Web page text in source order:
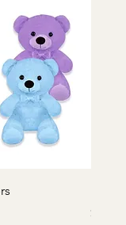
Precio
$170.00